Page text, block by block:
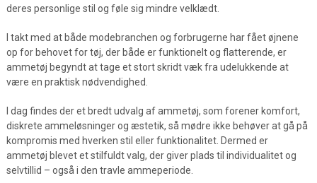
deres personlige stil og føle sig mindre velklædt.
I takt med at både modebranchen og forbrugerne har fået øjnene
op for behovet for tøj, der både er funktionelt og flatterende, er
ammetøj begyndt at tage et stort skridt væk fra udelukkende at
være en praktisk nødvendighed.
I dag findes der et bredt udvalg af ammetøj, som forener komfort,
diskrete ammeløsninger og æstetik, så mødre ikke behøver at gå på
kompromis med hverken stil eller funktionalitet. Dermed er
ammetøj blevet et stilfuldt valg, der giver plads til individualitet og
selvtillid – også i den travle ammeperiode.